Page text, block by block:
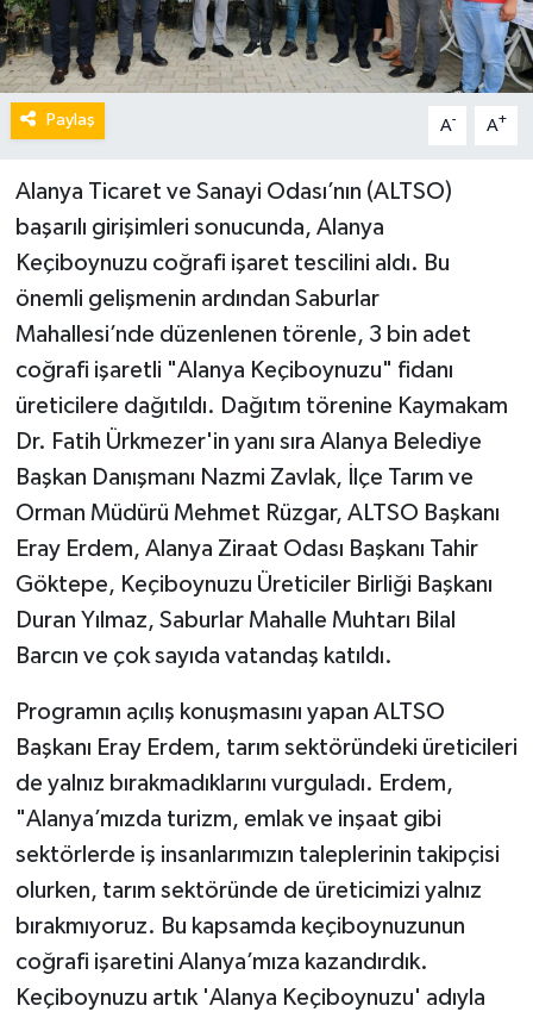
Paylaş A- A+
Alanya Ticaret ve Sanayi Odası’nın (ALTSO)
başarılı girişimleri sonucunda, Alanya
Keçiboynuzu coğrafi işaret tescilini aldı. Bu
önemli gelişmenin ardından Saburlar
Mahallesi’nde düzenlenen törenle, 3 bin adet
coğrafi işaretli "Alanya Keçiboynuzu" fidanı
üreticilere dağıtıldı. Dağıtım törenine Kaymakam
Dr. Fatih Ürkmezer'in yanı sıra Alanya Belediye
Başkan Danışmanı Nazmi Zavlak, İlçe Tarım ve
Orman Müdürü Mehmet Rüzgar, ALTSO Başkanı
Eray Erdem, Alanya Ziraat Odası Başkanı Tahir
Göktepe, Keçiboynuzu Üreticiler Birliği Başkanı
Duran Yılmaz, Saburlar Mahalle Muhtarı Bilal
Barcın ve çok sayıda vatandaş katıldı.
Programın açılış konuşmasını yapan ALTSO
Başkanı Eray Erdem, tarım sektöründeki üreticileri
de yalnız bırakmadıklarını vurguladı. Erdem,
"Alanya’mızda turizm, emlak ve inşaat gibi
sektörlerde iş insanlarımızın taleplerinin takipçisi
olurken, tarım sektöründe de üreticimizi yalnız
bırakmıyoruz. Bu kapsamda keçiboynuzunun
coğrafi işaretini Alanya’mıza kazandırdık.
Keçiboynuzu artık 'Alanya Keçiboynuzu' adıyla